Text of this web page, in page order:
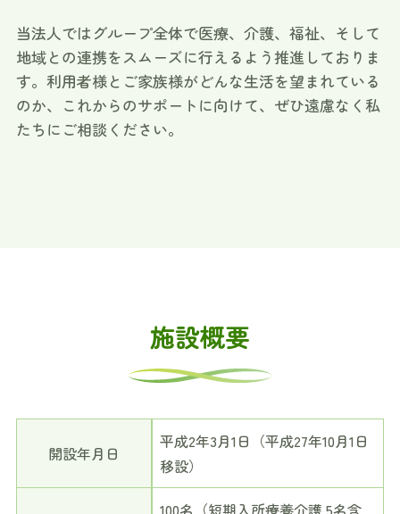
当法人ではグループ全体で医療、介護、福祉、そして
地域との連携をスムーズに行えるよう推進しておりま
す。利用者様とご家族様がどんな生活を望まれている
のか、これからのサポートに向けて、ぜひ遠慮なく私
たちにご相談ください。
施設概要
開設年月日
平成2年3月1日（平成27年10月1日
移設）
100名（短期入所療養介護 5名含